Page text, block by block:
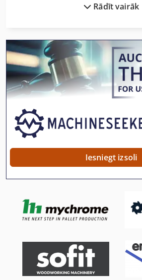
Kronšteins Ar Vārpstu
Kā Sazināties Ar Kopētāju
Kā Sazināties Ar Kopēšanas Rāmis
Kā Sazināties Ar Mazgātājs
Kā Sazināties Ar Veltņiem
Lm
Mala Mašīna
Malka Mašīnas
Meh 5 2 1 8 B
Mvh 5 1 4 B
Rādīt vairāk
Iesniegt izsoli